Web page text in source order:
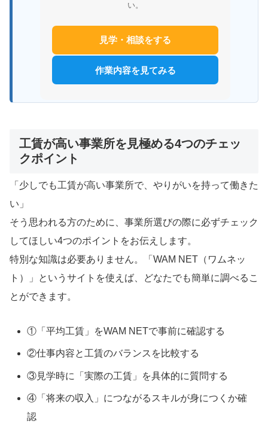
い。
見学・相談をする
作業内容を見てみる
工賃が高い事業所を見極める4つのチェッ
クポイント
「少しでも工賃が高い事業所で、やりがいを持って働きた
い」
そう思われる方のために、事業所選びの際に必ずチェック
してほしい4つのポイントをお伝えします。
特別な知識は必要ありません。「WAM NET（ワムネッ
ト）」というサイトを使えば、どなたでも簡単に調べるこ
とができます。
①「平均工賃」をWAM NETで事前に確認する
②仕事内容と工賃のバランスを比較する
③見学時に「実際の工賃」を具体的に質問する
④「将来の収入」につながるスキルが身につくか確
認